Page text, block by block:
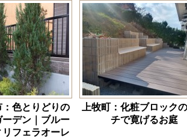
色とりどりの
デン｜ブルー
フェラオーレ
上牧町：化粧ブロック
チで寛げるお庭